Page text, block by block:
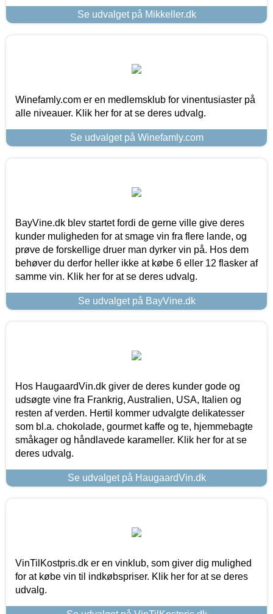
Se udvalget på Mikkeller.dk
Winefamly.com er en medlemsklub for vinentusiaster på
alle niveauer. Klik her for at se deres udvalg.
Se udvalget på Winefamly.com
BayVine.dk blev startet fordi de gerne ville give deres
kunder muligheden for at smage vin fra flere lande, og
prøve de forskellige druer man dyrker vin på. Hos dem
behøver du derfor heller ikke at købe 6 eller 12 flasker af
samme vin. Klik her for at se deres udvalg.
Se udvalget på BayVine.dk
Hos HaugaardVin.dk giver de deres kunder gode og
udsøgte vine fra Frankrig, Australien, USA, Italien og
resten af verden. Hertil kommer udvalgte delikatesser
som bl.a. chokolade, gourmet kaffe og te, hjemmebagte
småkager og håndlavede karameller. Klik her for at se
deres udvalg.
Se udvalget på HaugaardVin.dk
VinTilKostpris.dk er en vinklub, som giver dig mulighed
for at købe vin til indkøbspriser. Klik her for at se deres
udvalg.